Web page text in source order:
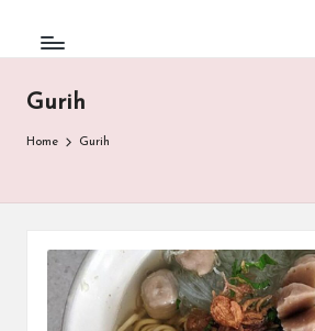
Gurih
Home Gurih